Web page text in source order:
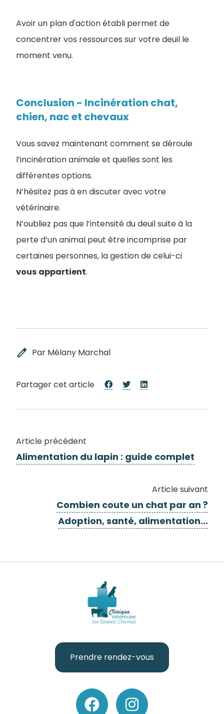
Avoir un plan d'action établi permet de
concentrer vos ressources sur votre deuil le
moment venu.
Conclusion - Incinération chat,
chien, nac et chevaux
Vous savez maintenant comment se déroule
l’incinération animale et quelles sont les
différentes options.
N’hésitez pas à en discuter avec votre
vétérinaire.
N’oubliez pas que l’intensité du deuil suite à la
perte d’un animal peut être incomprise par
certaines personnes, la gestion de celui-ci
vous appartient.
edit Par Mélany Marchal
Partager cet article
Article précédent
Alimentation du lapin : guide complet
Article suivant
Combien coute un chat par an ?
Adoption, santé, alimentation...
Prendre rendez-vous